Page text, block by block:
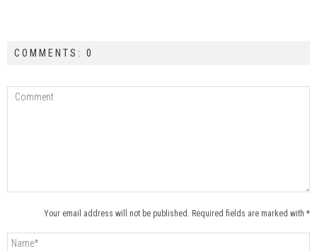
COMMENTS: 0
Your email address will not be published. Required fields are marked with *